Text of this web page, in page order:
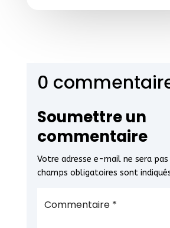
0
Soumettre un
commentaire
Votre adresse e-mail ne sera pas
champs obligatoires sont